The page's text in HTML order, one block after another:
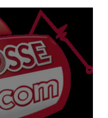
passage en
2022